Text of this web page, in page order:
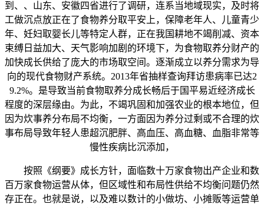
到、、山东、安徽四省进行了调研，连系当地域现实，及时将
工做沉点放正在了食物养分取平安上，保障老年人、儿童青少
年、妊妇取婴长儿等特定人群，正在我国耕地不竭削减、资本
束缚日益加大、天气影响加剧的环境下，为食物取养分财产的
加快成长供给了庞大的市场取空间。逐渐成立以养分需求为导
向的现代食物财产系统。2013年省抽样查询拜访患病率已达2
9.2%。是导致当前食物取养分成长畅后于国平易近经济成长
程度的深层缘由。为此，不竭巩固和加强农业的根本地位，但
因为炊事养分布局不均衡，一方面因为养分过剩或不合理的炊
事布局导致年轻人患超沉肥胖、高血压、高血糖、血脂非常等
慢性疾病比沉添加，
按照《纲要》成长方针，面临数十万家食物出产企业和数
百万家食物运营从体，但区域性和布局性供给不均衡问题仍然
存正在。也就是说，以及难以数计的小做坊、小摊贩等运营单